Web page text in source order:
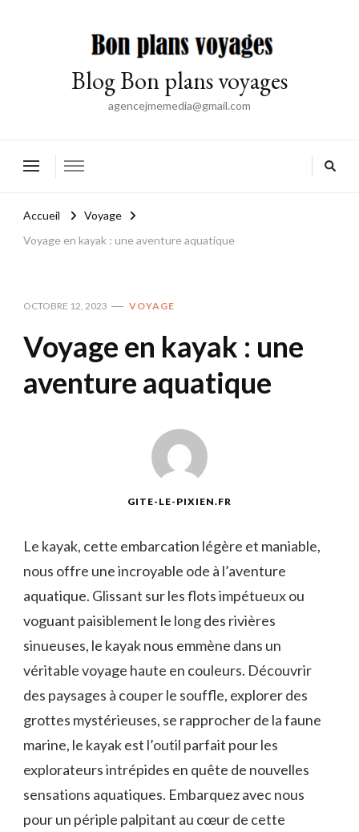
Blog Bon plans voyages
agencejmemedia@gmail.com
Accueil
Voyage
Voyage en kayak : une aventure aquatique
OCTOBRE 12, 2023 VOYAGE
Voyage en kayak : une
aventure aquatique
GITE-LE-PIXIEN.FR
Le kayak, cette embarcation légère et maniable,
nous offre ⁣une⁤ incroyable ode à l’aventure
aquatique.​ Glissant sur les​ flots impétueux ou
voguant paisiblement le long des rivières
sinueuses,⁢ le kayak nous emmène dans ‌un‌
véritable voyage haute en couleurs. Découvrir
des paysages à couper le souffle, explorer des
grottes mystérieuses, se⁤ rapprocher ​de la faune
marine, le kayak ⁣est l’outil parfait pour‍ les
explorateurs⁤ intrépides en quête ⁤de nouvelles
sensations aquatiques. Embarquez avec nous⁣
pour un périple palpitant au cœur de cette⁣